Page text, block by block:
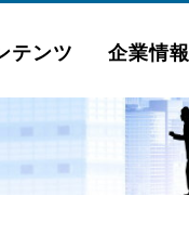
テンツ 企業情報